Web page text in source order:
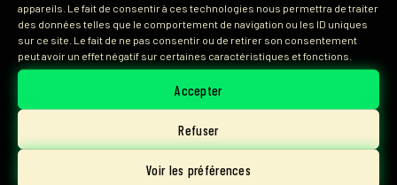
appareils. Le fait de consentir à ces technologies nous permettra de traiter
des données telles que le comportement de navigation ou les ID uniques
sur ce site. Le fait de ne pas consentir ou de retirer son consentement
peut avoir un effet négatif sur certaines caractéristiques et fonctions.
Accepter
Refuser
Voir les préférences
match face à Mouz(contre qui les abeilles
avaient concédé une manche), je me suis
simplement dit que l’adversaire était plus fort
que prévu, sans pour autant imaginer la défaite
Et ce sentiment m’a accompagné tout le Major,